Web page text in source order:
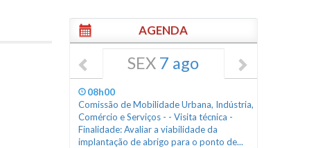
AGENDA
SEX 7 ago
08h00
Comissão de Mobilidade Urbana, Indústria,
Comércio e Serviços - - Visita técnica -
Finalidade: Avaliar a viabilidade da
implantação de abrigo para o ponto de...